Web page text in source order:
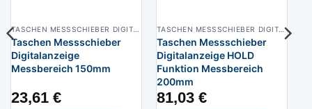
Taschen Messschieber
Digitalanzeige
Messbereich 150mm
23,61 €
TASCHEN MESSSCHIEBER DIGITAL
Taschen Messschieber
Digitalanzeige HOLD
Funktion Messbereich
200mm
81,03 €